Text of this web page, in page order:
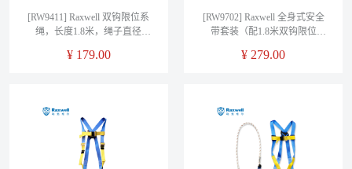
[RW9411] Raxwell 双钩限位系
绳，长度1.8米，绳子直径
¥ 179.00
[RW9702] Raxwell 全身式安全
带套装（配1.8米双钩限位
¥ 279.00